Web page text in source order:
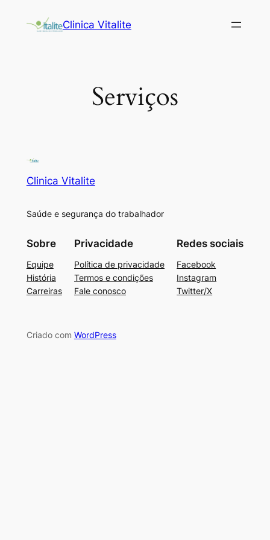
Clinica Vitalite
Serviços
Clinica Vitalite
Saúde e segurança do trabalhador
Sobre
Equipe
História
Carreiras
Privacidade
Política de privacidade
Termos e condições
Fale conosco
Redes sociais
Facebook
Instagram
Twitter/X
Criado com WordPress